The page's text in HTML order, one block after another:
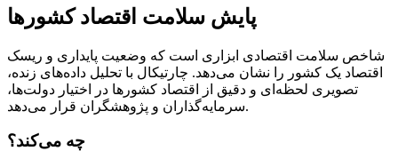
پایش سلامت اقتصاد کشورها
شاخص سلامت اقتصادی ابزاری است که وضعیت پایداری و ریسک
اقتصاد یک کشور را نشان می‌دهد. چارتیکال با تحلیل داده‌های زنده،
تصویری لحظه‌ای و دقیق از اقتصاد کشورها در اختیار دولت‌ها،
سرمایه‌گذاران و پژوهشگران قرار می‌دهد.
چه می‌کند؟